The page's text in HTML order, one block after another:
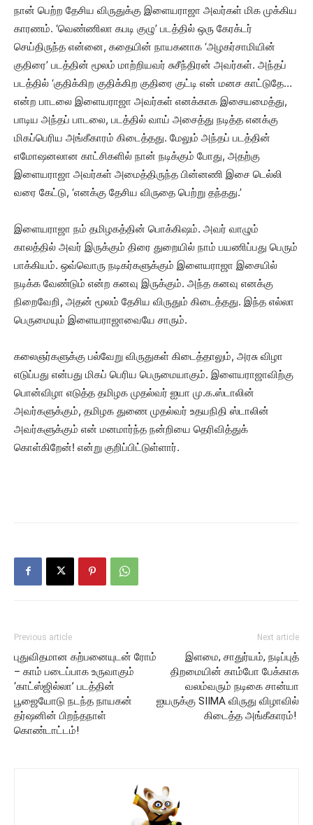
நான் பெற்ற தேசிய விருதுக்கு இளையராஜா அவர்கள் மிக முக்கிய
காரணம். ‘வெண்ணிலா கபடி குழு’ படத்தில் ஒரு கேரக்டர்
செய்திருந்த என்னை, கதையின் நாயகனாக ‘அழகர்சாமியின்
குதிரை’ படத்தின் மூலம் மாற்றியவர் சுசீந்திரன் அவர்கள். அந்தப்
படத்தில் ‘குதிக்கிற குதிக்கிற குதிரை குட்டி என் மனச காட்டுதே…
என்ற பாடலை இளையராஜா அவர்கள் எனக்காக இசையமைத்து,
பாடிய அந்தப் பாடலை, படத்தில் வாய் அசைத்து நடித்த எனக்கு
மிகப்பெரிய அங்கீகாரம் கிடைத்தது. மேலும் அந்தப் படத்தின்
எமோஷனலான காட்சிகளில் நான் நடிக்கும் போது, அதற்கு
இளையராஜா அவர்கள் அமைத்திருந்த பின்னணி இசை டெல்லி
வரை கேட்டு, ‘எனக்கு தேசிய விருதை பெற்று தந்தது.’
இளையராஜா நம் தமிழகத்தின் பொக்கிஷம். அவர் வாழும்
காலத்தில் அவர் இருக்கும் திரை துறையில் நாம் பயணிப்பது பெரும்
பாக்கியம். ஒவ்வொரு நடிகர்களுக்கும் இளையராஜா இசையில்
நடிக்க வேண்டும் என்ற கனவு இருக்கும். அந்த கனவு எனக்கு
நிறைவேறி, அதன் மூலம் தேசிய விருதும் கிடைத்தது. இந்த எல்லா
பெருமையும் இளையராஜாவையே சாரும்.
கலைஞர்களுக்கு பல்வேறு விருதுகள் கிடைத்தாலும், அரசு விழா
எடுப்பது என்பது மிகப் பெரிய பெருமையாகும். இளையராஜாவிற்கு
பொன்விழா எடுத்த தமிழக முதல்வர் ஐயா மு.க.ஸ்டாலின்
அவர்களுக்கும், தமிழக துணை முதல்வர் உதயநிதி ஸ்டாலின்
அவர்களுக்கும் என் மனமார்ந்த நன்றியை தெரிவித்துக்
கொள்கிறேன்! என்று குறிப்பிட்டுள்ளார்.
Previous article
புதுவிதமான கற்பனையுடன் ரோம்
– காம் படைப்பாக உருவாகும்
‘காட்ஸ்ஜில்லா’ படத்தின்
பூஜையோடு நடந்த நாயகன்
தர்ஷனின் பிறந்தநாள்
கொண்டாட்டம்!
Next article
இளமை, சாதுர்யம், நடிப்புத்
திறமையின் காம்போ பேக்காக
வலம்வரும் நடிகை சான்யா
ஐயருக்கு SIIMA விருது விழாவில்
கிடைத்த அங்கீகாரம்!